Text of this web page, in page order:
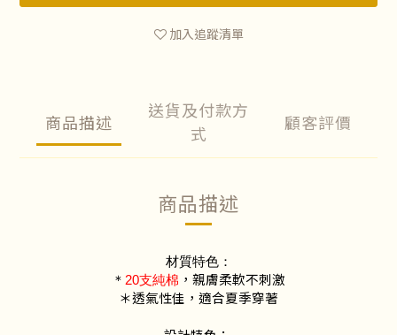
加入追蹤清單
商品描述
送貨及付款方
式
顧客評價
商品描述
材質特色：
＊ 20支純棉 ，親膚柔軟不刺激
＊透氣性佳，適合夏季穿著